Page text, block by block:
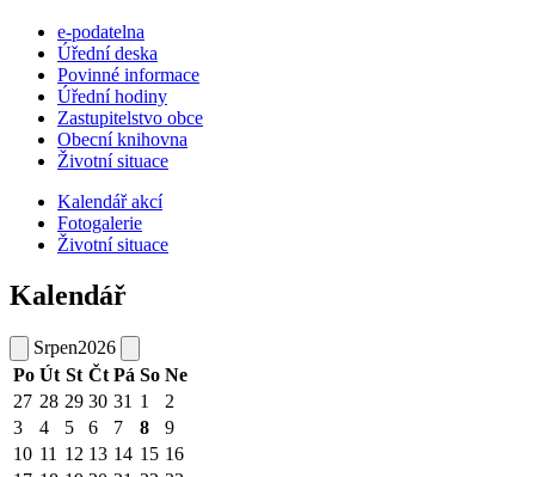
e-podatelna
Úřední deska
Povinné informace
Úřední hodiny
Zastupitelstvo obce
Obecní knihovna
Životní situace
Kalendář akcí
Fotogalerie
Životní situace
Kalendář
Srpen2026
Po Út St Čt Pá So Ne
27 28 29 30 31 1
2
3
4 5 6 7 8
9
10 11 12 13 14 15 16